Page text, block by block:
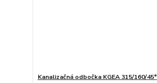
Kanalizačná odbočka KGEA 315/160/45°